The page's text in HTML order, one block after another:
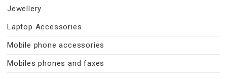
Jewellery
Laptop Accessories
Mobile phone accessories
Mobiles phones and faxes